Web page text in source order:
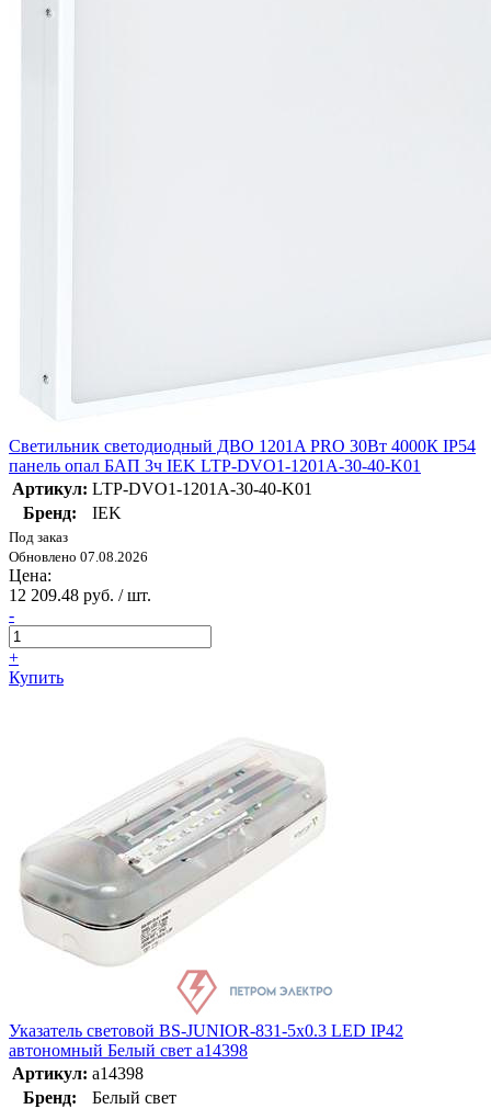
Светильник светодиодный ДВО 1201A PRO 30Вт 4000К IP54
панель опал БАП 3ч IEK LTP-DVO1-1201A-30-40-K01
Артикул: LTP-DVO1-1201A-30-40-K01
Бренд:
IEK
Под заказ
Обновлено 07.08.2026
Цена:
12 209.48 руб. / шт.
-
+
Купить
Указатель световой BS-JUNIOR-831-5х0.3 LED IP42
автономный Белый свет a14398
Артикул: a14398
Бренд:
Белый свет